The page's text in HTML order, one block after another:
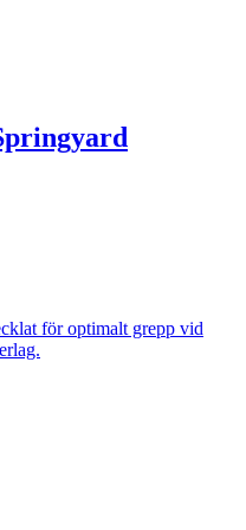
för optimalt grepp vid